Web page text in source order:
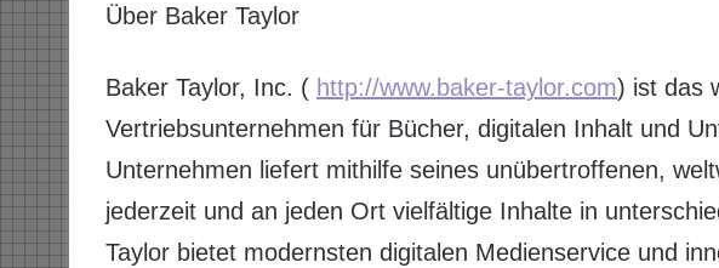
Über Baker Taylor
Baker Taylor, Inc. ( http://www.baker-taylor.com) ist das
Vertriebsunternehmen für Bücher, digitalen Inhalt und
Unternehmen liefert mithilfe seines unübertroffenen,
jederzeit und an jeden Ort vielfältige Inhalte in
Taylor bietet modernsten digitalen Medienservice und